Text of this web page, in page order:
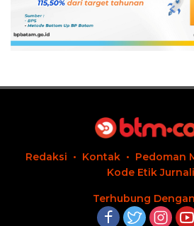
Redaksi Kontak Pedoman
Kode Etik
Terhubung